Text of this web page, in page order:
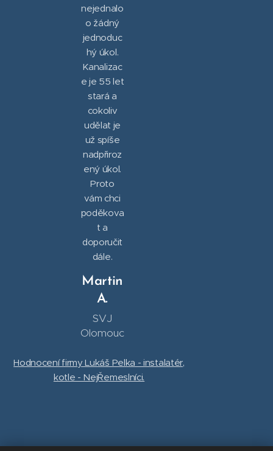
nejednalo
o žádný
jednoduc
hý úkol.
Kanalizac
e je 55 let
stará a
cokoliv
udělat je
už spíše
nadpřiroz
ený úkol.
Proto
vám chci
poděkova
t a
doporučit
dále.
Martin
A.
SVJ
Olomouc
Hodnocení firmy Lukáš Pelka - instalatér,
kotle - NejŘemeslníci.